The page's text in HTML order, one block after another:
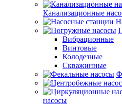
Канализационные
Вибрационные
Винтовые
Колодезные
Скважинные
насосы